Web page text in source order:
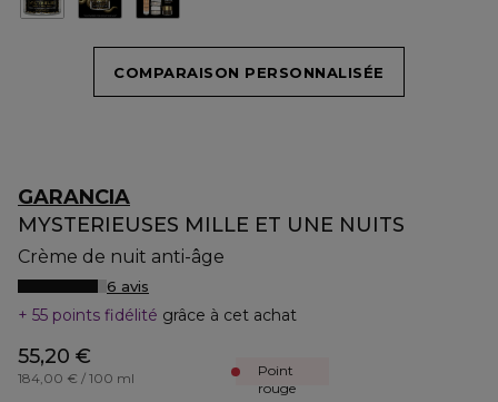
COMPARAISON PERSONNALISÉE
GARANCIA
MYSTERIEUSES MILLE ET UNE NUITS
Crème de nuit anti-âge
6 avis
55 points fidélité grâce à cet achat
55,20 €
184,00 € / 100 ml
Point
rouge